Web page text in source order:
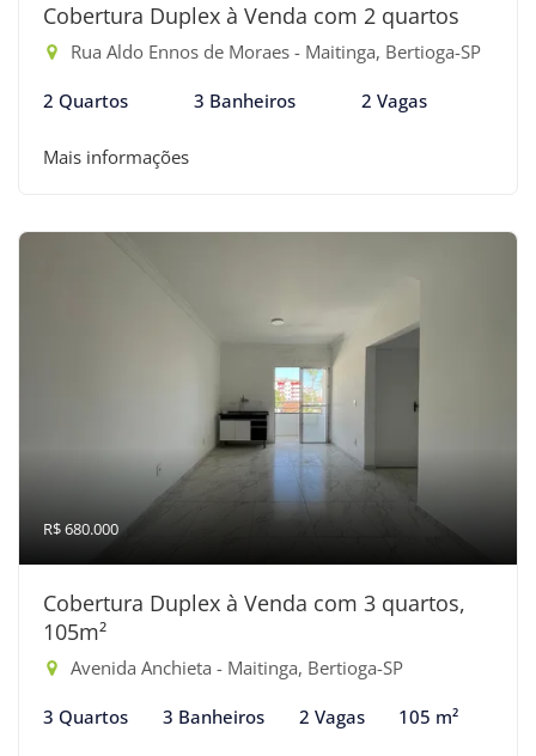
Cobertura Duplex à Venda com 2 quartos
Rua Aldo Ennos de Moraes - Maitinga, Bertioga-SP
2 Quartos 3 Banheiros 2 Vagas
Mais informações
R$ 680.000
Cobertura Duplex à Venda com 3 quartos,
105m²
Avenida Anchieta - Maitinga, Bertioga-SP
3 Quartos 3 Banheiros 2 Vagas 105 m²